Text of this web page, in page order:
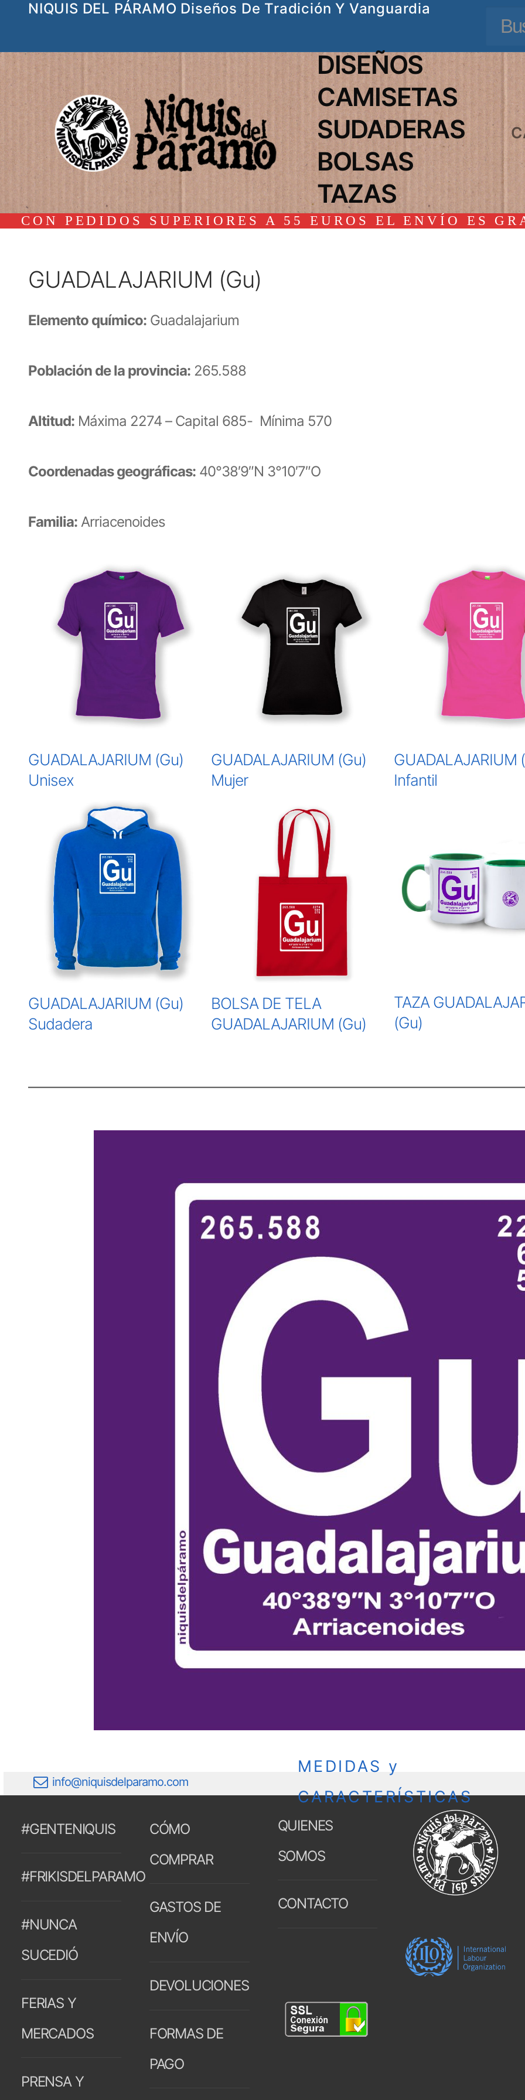
contenido
NIQUIS DEL PÁRAMO Diseños De Tradición Y Vanguardia
DISEÑOS
CAMISETAS
SUDADERAS
BOLSAS
TAZAS
CON PEDIDOS SUPERIORES A 55 EUROS EL ENVÍO ES
GUADALAJARIUM (Gu)
Elemento químico: Guadalajarium
Población de la provincia: 265.588
Altitud: Máxima 2274 – Capital 685- Mínima 570
Coordenadas geográficas: 40°38′9″N 3°10′7″O
Familia: Arriacenoides
GUADALAJARIUM (Gu)
Unisex
GUADALAJARIUM (Gu)
Mujer
GUADALAJARIUM
Infantil
GUADALAJARIUM (Gu)
Sudadera
BOLSA DE TELA
GUADALAJARIUM (Gu)
TAZA
(Gu)
info@niquisdelparamo.com
MEDIDAS y
CARACTERÍSTICAS
#GENTENIQUIS
#FRIKISDELPARAMO
#NUNCA
SUCEDIÓ
FERIAS Y
MERCADOS
PRENSA Y
CÓMO
COMPRAR
GASTOS DE
ENVÍO
DEVOLUCIONES
FORMAS DE
PAGO
QUIENES
SOMOS
CONTACTO